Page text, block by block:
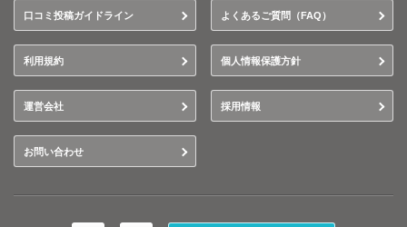
口コミ投稿ガイドライン よくあるご質問（FAQ）
利用規約 個人情報保護方針
運営会社 採用情報
お問い合わせ